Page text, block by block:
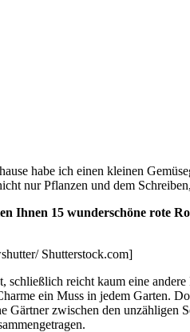
habe ich einen kleinen
nur Pflanzen und dem
Ihnen 15 wunderschöne rote
Shutterstock.com]
schließlich reicht kaum eine
ein Muss in jedem Garten.
zwischen den